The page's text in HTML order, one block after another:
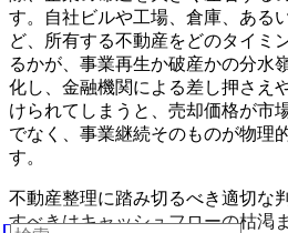
す。自社ビルや工場、倉庫、ある
ど、所有する不動産をどのタイミ
るかが、事業再生か破産かの分水
化し、金融機関による差し押さえ
けられてしまうと、売却価格が市
でなく、事業継続そのものが物理
す。
不動産整理に踏み切るべき適切な
すべきはキャッシュフローの枯渇